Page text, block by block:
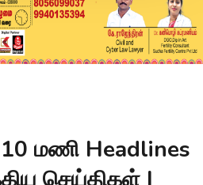
மணி Headlines